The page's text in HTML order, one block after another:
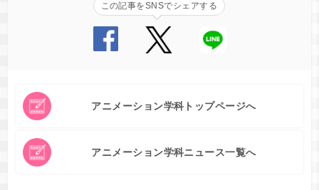
この記事をSNSでシェアする
アニメーション学科トップページへ
アニメーション学科ニュース一覧へ